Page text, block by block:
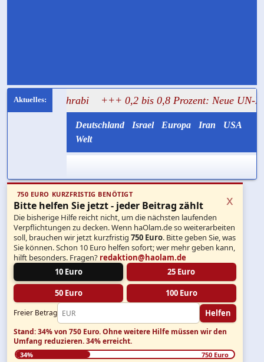
Mughrabi +++ 0,2 bis 0,8 Prozent: Neue UN-Daten
Deutschland Israel Europa Iran
USA
Welt
750 EURO KURZFRISTIG BENÖTIGT
Bitte helfen Sie jetzt - jeder Beitrag zählt
Die bisherige Hilfe reicht nicht, um die nächsten laufenden
Verpflichtungen zu decken. Wenn haOlam.de so weiterarbeiten
soll, brauchen wir jetzt kurzfristig750 Euro. Bitte geben Sie, was
Sie können. Schon 10 Euro helfen sofort; wer mehr geben kann,
hilft besonders. Fragen? redaktion@haolam.de
10 Euro
25 Euro
50 Euro 100 Euro
Freier Betrag Helfen
x
Stand: 34% von 750 Euro.Ohne weitere Hilfe müssen wir den
Umfang reduzieren.34% erreicht.
34% 750 Euro